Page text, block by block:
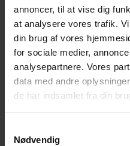
annoncer, til at vise dig
at analysere vores trafik.
din brug af vores
for sociale medier,
analysepartnere. Vores
data med andre
de har indsamlet fra din
Nødvendig
rundt omkring i
gennemføre
Tag selv